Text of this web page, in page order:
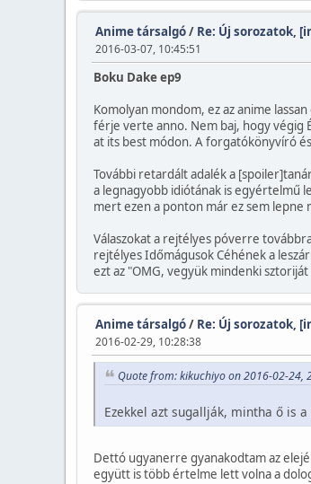
Anime társalgó/ Re: Új sorozatok,
2016-03-07, 10:45:51
Boku Dake ep9
Komolyan mondom, ez az anime
férje verte anno. Nem baj, hogy végig
at its best módon. A forgatókönyvíró
További retardált adalék a
a legnagyobb idiótának is egyértelmű
mert ezen a ponton már ez sem lepne
Válaszokat a rejtélyes póverre
rejtélyes Időmágusok Céhének a
ezt az "OMG, vegyük mindenki
Anime társalgó/ Re: Új sorozatok,
2016-02-29, 10:28:38
Quote from: kikuchiyo on 2016-02-24,
Ezekkel azt sugallják, mintha ő is
Dettó ugyanerre gyanakodtam az
együtt is több értelme lett volna a